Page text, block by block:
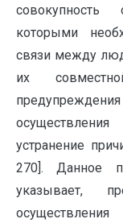
которыми
связи между
их
устранение
270]. Данное
указывает,